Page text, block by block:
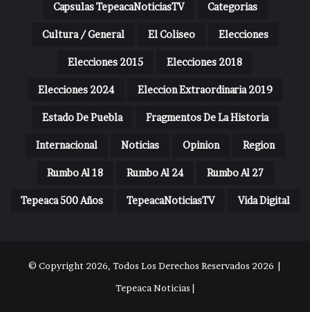
Capsulas TepeacaNoticiasTV Categorias
Cultura / General El Coliseo Elecciones
Elecciones 2015 Elecciones 2018
Elecciones 2024 Eleccion Extraordinaria 2019
Estado De Puebla Fragmentos De La Historia
Internacional Noticias Opinion Region
Rumbo Al 18 Rumbo Al 24 Rumbo Al 27
Tepeaca 500 Años TepeacaNoticiasTV Vida Digital
© Copyright 2026, Todos Los Derechos Reservados 2026 |
Tepeaca Noticias |